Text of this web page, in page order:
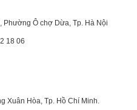
Phường Ô chợ Dừa, Tp. Hà Nội
18 06
Xuân Hòa, Tp. Hồ Chí Minh.